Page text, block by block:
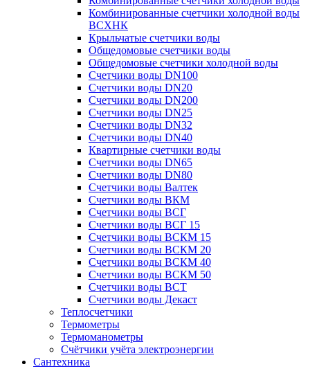
Комбинированные счетчики холодной воды
ВСХНК
Крыльчатые счетчики воды
Общедомовые счетчики воды
Общедомовые счетчики холодной воды
Счетчики воды DN100
Счетчики воды DN20
Счетчики воды DN200
Счетчики воды DN25
Счетчики воды DN32
Счетчики воды DN40
Квартирные счетчики воды
Счетчики воды DN65
Счетчики воды DN80
Счетчики воды Валтек
Счетчики воды ВКМ
Счетчики воды ВСГ
Счетчики воды ВСГ 15
Счетчики воды ВСКМ 15
Счетчики воды ВСКМ 20
Счетчики воды ВСКМ 40
Счетчики воды ВСКМ 50
Счетчики воды ВСТ
Счетчики воды Декаст
Теплосчетчики
Термометры
Термоманометры
Счётчики учёта электроэнергии
Сантехника